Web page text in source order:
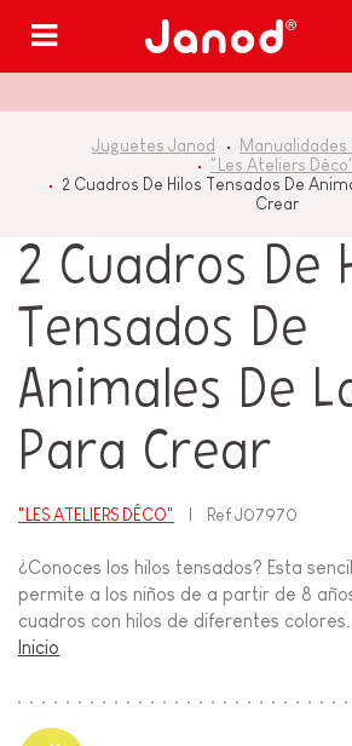
Juguetes Janod
Manualidades
"Les Ateliers Déco"
2 Cuadros De Hilos Tensados De
Crear
2 Cuadros De
Tensados De
Animales De
Para Crear
"LES ATELIERS DÉCO" RefJ07970
¿Conoces los hilos tensados? Esta
permite a los niños de a partir de 8
cuadros con hilos de diferentes colores...
Inicio